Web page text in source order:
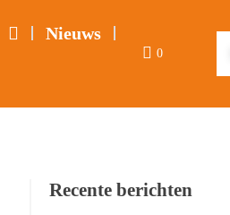
Nieuws
0
Recente berichten